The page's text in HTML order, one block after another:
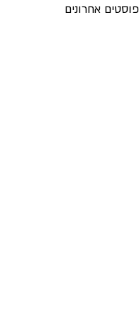
פוסטים אחרונים